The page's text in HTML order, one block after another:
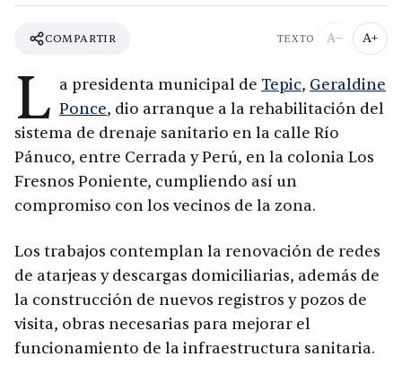
COMPARTIR TEXTO A− A+
L a presidenta municipal de Tepic, Geraldine
Ponce, dio arranque a la rehabilitación del
sistema de drenaje sanitario en la calle Río
Pánuco, entre Cerrada y Perú, en la colonia Los
Fresnos Poniente, cumpliendo así un
compromiso con los vecinos de la zona.
Los trabajos contemplan la renovación de redes
de atarjeas y descargas domiciliarias, además de
la construcción de nuevos registros y pozos de
visita, obras necesarias para mejorar el
funcionamiento de la infraestructura sanitaria.